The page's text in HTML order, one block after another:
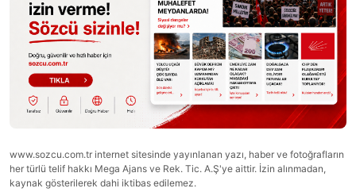
www.sozcu.com.tr internet sitesinde yayınlanan yazı, haber ve fotoğrafların
her türlü telif hakkı Mega Ajans ve Rek. Tic. A.Ş'ye aittir. İzin alınmadan,
kaynak gösterilerek dahi iktibas edilemez.